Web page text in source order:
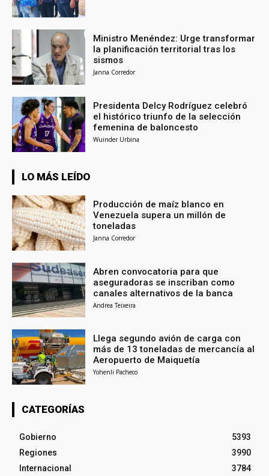
Ministro Menéndez: Urge transformar
la planificación territorial tras los
sismos
Janna Corredor
Presidenta Delcy Rodríguez celebró
el histórico triunfo de la selección
femenina de baloncesto
Wuinder Urbina
LO MÁS LEÍDO
Producción de maíz blanco en
Venezuela supera un millón de
toneladas
Janna Corredor
Abren convocatoria para que
aseguradoras se inscriban como
canales alternativos de la banca
Andrea Teixeira
Llega segundo avión de carga con
más de 13 toneladas de mercancía al
Aeropuerto de Maiquetía
Yohenli Pacheco
CATEGORÍAS
Gobierno
5393
Regiones
3990
Internacional
3784